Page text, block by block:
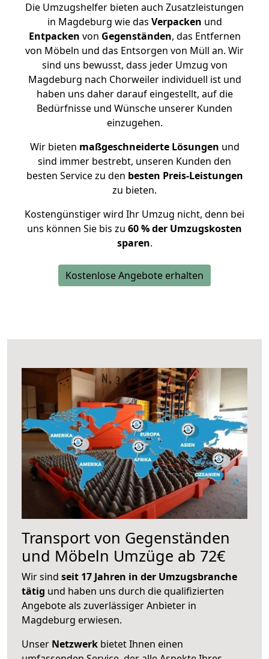
Die Umzugshelfer bieten auch Zusatzleistungen
in Magdeburg wie das Verpacken und
Entpacken von Gegenständen, das Entfernen
von Möbeln und das Entsorgen von Müll an. Wir
sind uns bewusst, dass jeder Umzug von
Magdeburg nach Chorweiler individuell ist und
haben uns daher darauf eingestellt, auf die
Bedürfnisse und Wünsche unserer Kunden
einzugehen.
Wir bieten maßgeschneiderte Lösungen und
sind immer bestrebt, unseren Kunden den
besten Service zu den besten Preis-Leistungen
zu bieten.
Kostengünstiger wird Ihr Umzug nicht, denn bei
uns können Sie bis zu 60 % der Umzugskosten
sparen.
Kostenlose Angebote erhalten
Transport von Gegenständen
und Möbeln Umzüge ab 72€
Wir sind seit 17 Jahren in der Umzugsbranche
tätig und haben uns durch die qualifizierten
Angebote als zuverlässiger Anbieter in
Magdeburg erwiesen.
Unser Netzwerk bietet Ihnen einen